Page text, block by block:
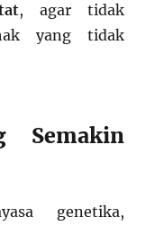
, agar tidak
yang tidak
Semakin
genetika,